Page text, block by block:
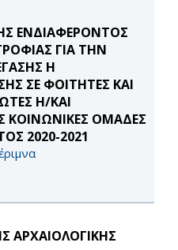
ΕΝΔΙΑΦΕΡΟΝΤΟΣ
ΓΙΑ ΤΗΝ
Η
ΣΕ ΦΟΙΤΗΤΕΣ ΚΑΙ
Η/ΚΑΙ
ΚΟΙΝΩΝΙΚΕΣ ΟΜΑΔΕΣ
2020-2021
ΑΡΧΑΙΟΛΟΓΙΚΗΣ